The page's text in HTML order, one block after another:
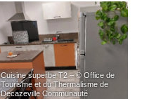
Cuisine superbe T2 – © Office de
Tourisme et du Thermalisme de
Decazeville Communauté